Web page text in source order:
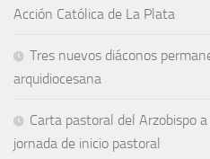
Acción Católica de La Plata
Tres nuevos diáconos
arquidiocesana
Carta pastoral del Arzobispo
jornada de inicio pastoral